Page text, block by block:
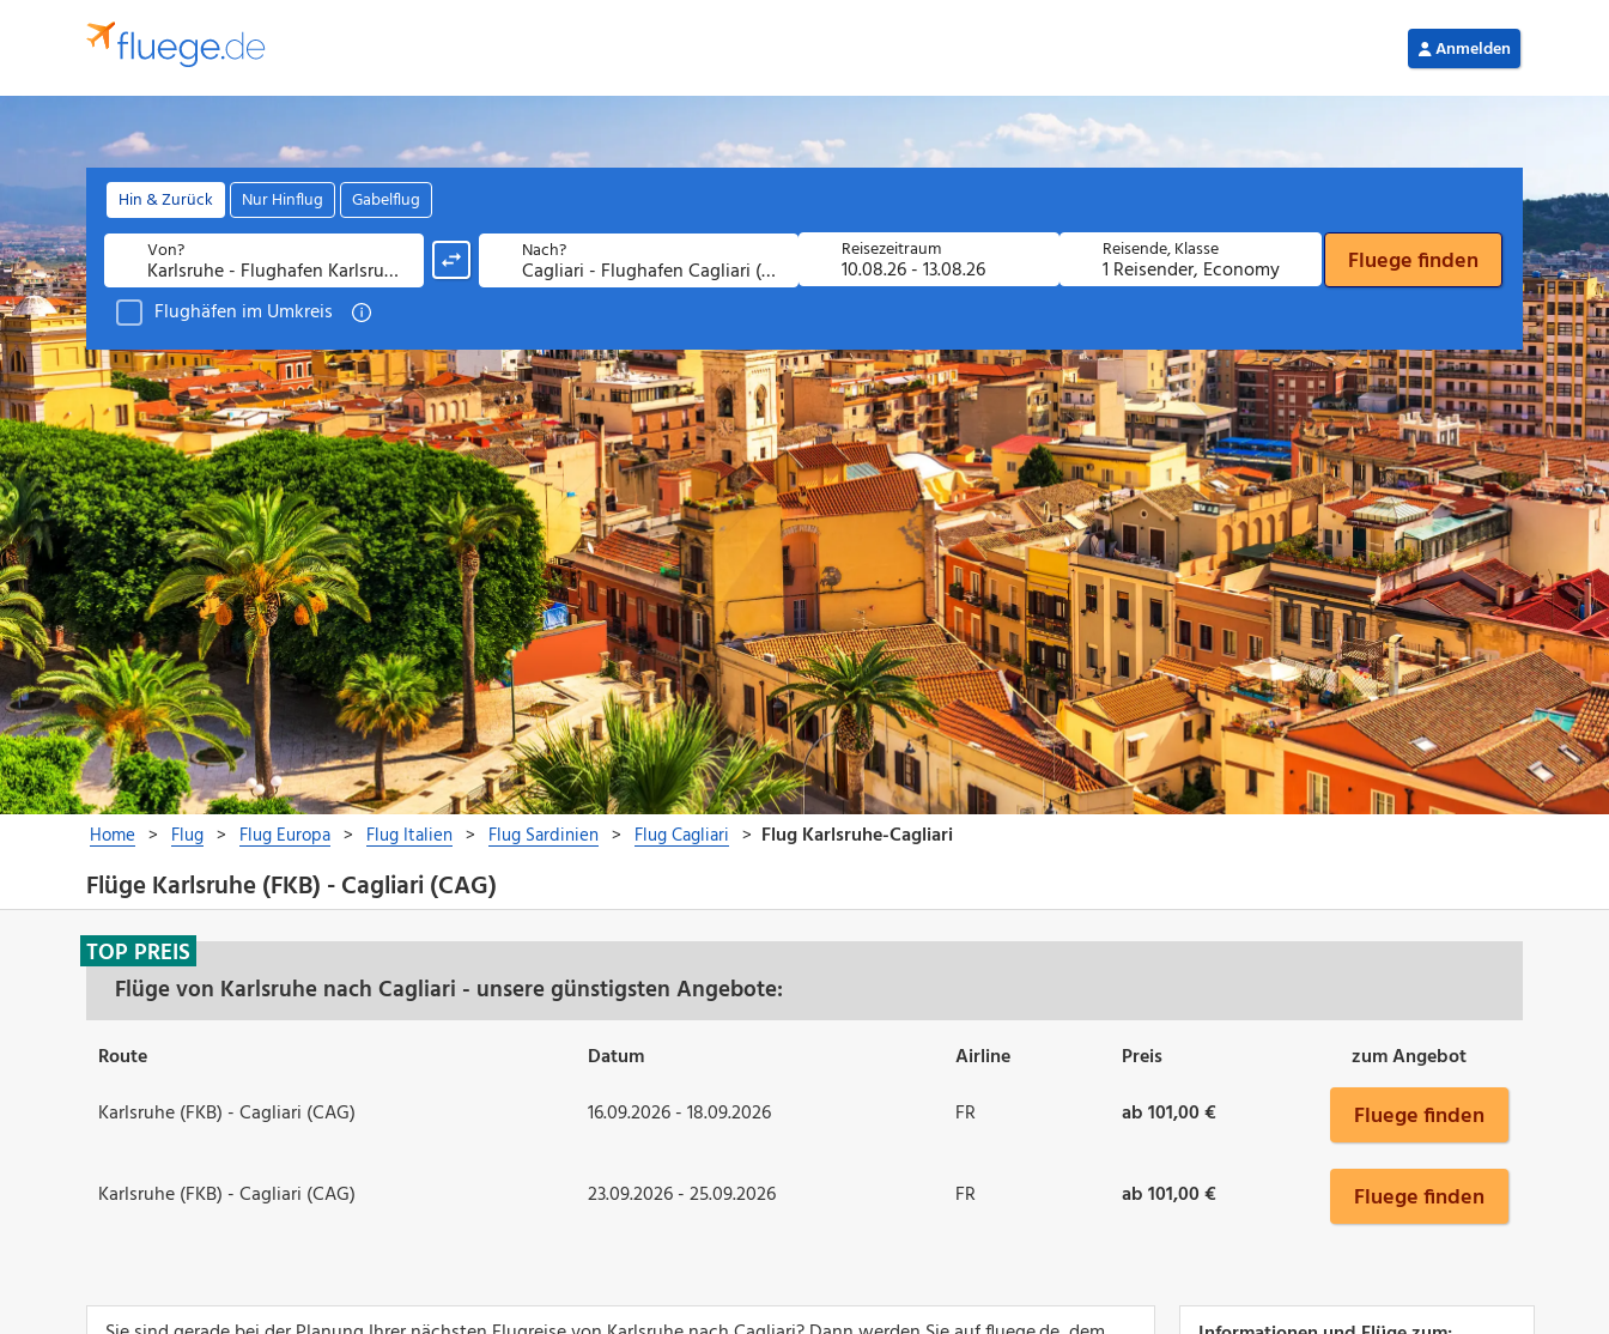
Flüge Karlsruhe (FKB) - Cagliari (CAG)
Flüge von Karlsruhe nach Cagliari - unsere günstigsten Angebote:
TOP PREIS
Route Datum Airline Preis
zum Angebot
Karlsruhe (FKB) - Cagliari (CAG)
16.09.2026 - 18.09.2026 FR ab 101,00 € Fluege finden
Karlsruhe (FKB) - Cagliari (CAG) 23.09.2026 - 25.09.2026 FR ab 101,00 € Fluege finden